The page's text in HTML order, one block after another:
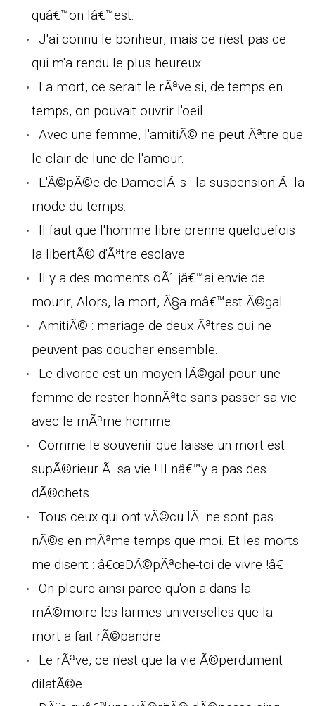
quâ€™on lâ€™est.
J'ai connu le bonheur, mais ce n'est pas ce
qui m'a rendu le plus heureux.
La mort, ce serait le rÃªve si, de temps en
temps, on pouvait ouvrir l'oeil.
Avec une femme, l'amitiÃ© ne peut Ãªtre que
le clair de lune de l'amour.
L'Ã©pÃ©e de DamoclÃ¨s : la suspension Ã la
mode du temps.
Il faut que l'homme libre prenne quelquefois
la libertÃ© d'Ãªtre esclave.
Il y a des moments oÃ¹ jâ€™ai envie de
mourir, Alors, la mort, Ã§a mâ€™est Ã©gal.
AmitiÃ© : mariage de deux Ãªtres qui ne
peuvent pas coucher ensemble.
Le divorce est un moyen lÃ©gal pour une
femme de rester honnÃªte sans passer sa vie
avec le mÃªme homme.
Comme le souvenir que laisse un mort est
supÃ©rieur Ã sa vie ! Il nâ€™y a pas des
dÃ©chets.
Tous ceux qui ont vÃ©cu lÃ ne sont pas
nÃ©s en mÃªme temps que moi. Et les morts
me disent : â€œDÃ©pÃªche-toi de vivre !â€
On pleure ainsi parce qu'on a dans la
mÃ©moire les larmes universelles que la
mort a fait rÃ©pandre.
Le rÃªve, ce n'est que la vie Ã©perdument
dilatÃ©e.